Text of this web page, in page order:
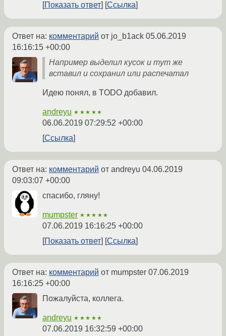
Показать ответ Ссылка
Ответ на: комментарий от jo_b1ack 05.06.2019
16:16:15 +00:00
Например выделил кусок и тут же
вставил и сохранил или распечатал
Идею понял, в TODO добавил.
andreyu ★★★★★
06.06.2019 07:29:52 +00:00
Ссылка
Ответ на: комментарий от andreyu 04.06.2019
09:03:07 +00:00
спасибо, гляну!
mumpster ★★★★★
07.06.2019 16:16:25 +00:00
Показать ответ
Ссылка
Ответ на: комментарий от mumpster 07.06.2019
16:16:25 +00:00
Пожалуйста, коллега.
andreyu ★★★★★
07.06.2019 16:32:59 +00:00